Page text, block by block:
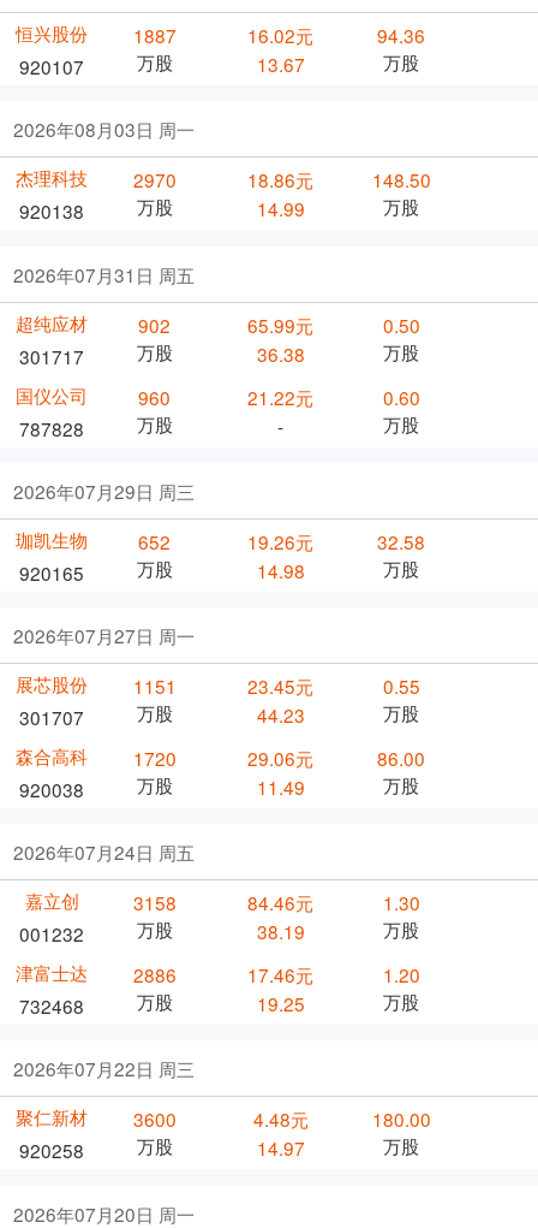
恒兴股份
920107
1887
万股
16.02元
13.67
94.36
万股
2026年08月03日 周一
杰理科技
920138
2970
万股
18.86元
14.99
148.50
万股
2026年07月31日 周五
超纯应材
301717
902
万股
65.99元
36.38
0.50
万股
国仪公司
787828
960
万股
21.22元
-
0.60
万股
2026年07月29日 周三
珈凯生物
920165
652
万股
19.26元
14.98
32.58
万股
2026年07月27日 周一
展芯股份
301707
1151
万股
23.45元
44.23
0.55
万股
森合高科
920038
1720
万股
29.06元
11.49
86.00
万股
2026年07月24日 周五
嘉立创
001232
3158
万股
84.46元
38.19
1.30
万股
津富士达
732468
2886
万股
17.46元
19.25
1.20
万股
2026年07月22日 周三
聚仁新材
920258
3600
万股
4.48元
14.97
180.00
万股
2026年07月20日 周一